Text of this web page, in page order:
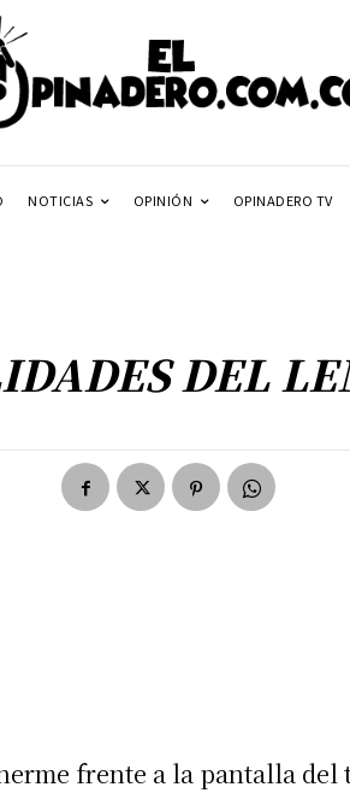
NOTICIAS OPINIÓN OPINADERO TV
DEL
frente a la pantalla